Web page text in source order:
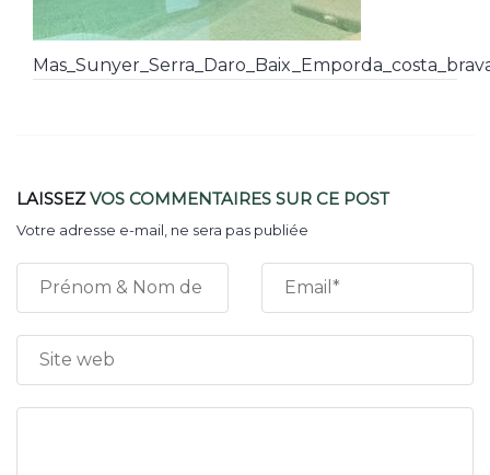
LAISSEZVOS COMMENTAIRES SUR CE POST
Votre adresse e-mail, ne sera pas publiée